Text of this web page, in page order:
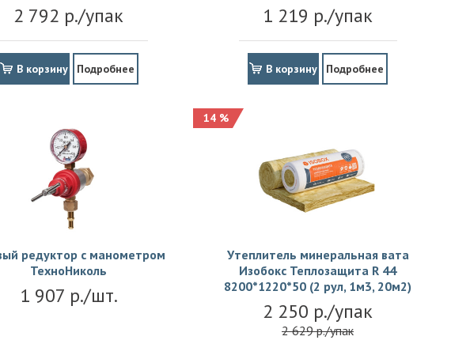
2 792 р./упак
В корзину Подробнее
1 219 р./упак
В корзину Подробнее
редуктор с манометром
ТехноНиколь
1 907 р./шт.
14 %
Утеплитель минеральная вата
Изобокс Теплозащита R 44
8200*1220*50 (2 рул, 1м3, 20м2)
2 250 р./упак
2 629 р./упак